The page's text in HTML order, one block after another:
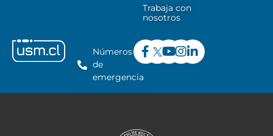
Trabaja con
nosotros
Números
de
emergencia